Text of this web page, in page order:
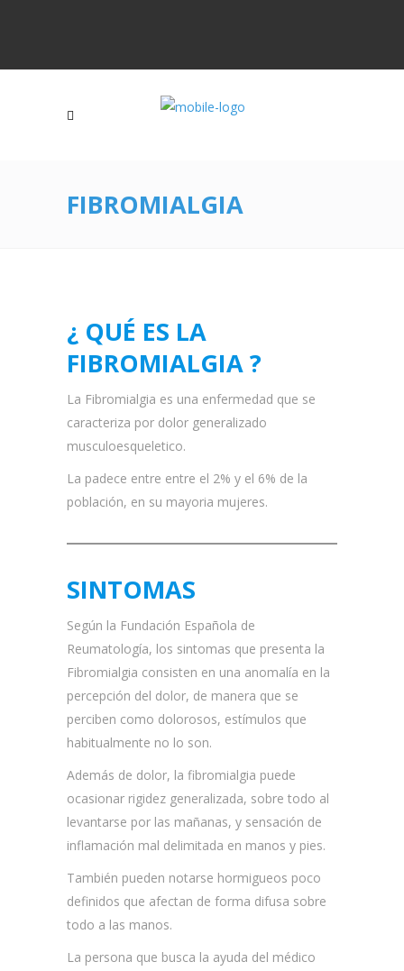
FIBROMIALGIA
¿ QUÉ ES LA
FIBROMIALGIA ?
La Fibromialgia es una enfermedad que se
caracteriza por dolor generalizado
musculoesqueletico.
La padece entre entre el 2% y el 6% de la
población, en su mayoria mujeres.
SINTOMAS
Según la Fundación Española de
Reumatología, los sintomas que presenta la
Fibromialgia consisten en una anomalía en la
percepción del dolor, de manera que se
perciben como dolorosos, estímulos que
habitualmente no lo son.
Además de dolor, la fibromialgia puede
ocasionar rigidez generalizada, sobre todo al
levantarse por las mañanas, y sensación de
inflamación mal delimitada en manos y pies.
También pueden notarse hormigueos poco
definidos que afectan de forma difusa sobre
todo a las manos.
La persona que busca la ayuda del médico